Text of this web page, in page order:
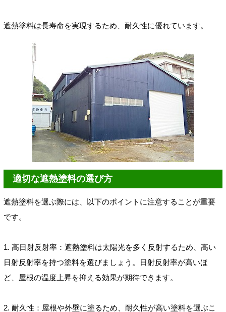
遮熱塗料は長寿命を実現するため、耐久性に優れています。
適切な遮熱塗料の選び方
遮熱塗料を選ぶ際には、以下のポイントに注意することが重要
です。
1. 高日射反射率：遮熱塗料は太陽光を多く反射するため、高い
日射反射率を持つ塗料を選びましょう。日射反射率が高いほ
ど、屋根の温度上昇を抑える効果が期待できます。
2. 耐久性：屋根や外壁に塗るため、耐久性が高い塗料を選ぶこ